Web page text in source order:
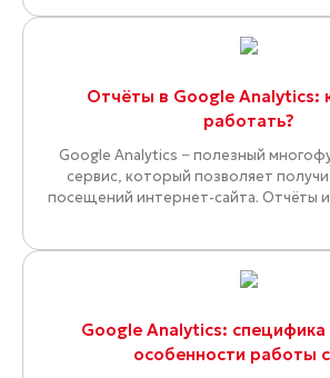
Отчёты в Google Analytics:
работать?
Google Analytics − полезный
сервис, который позволяет
посещений интернет-сайта. Отчёты
Google Analytics: специфика
особенности работы